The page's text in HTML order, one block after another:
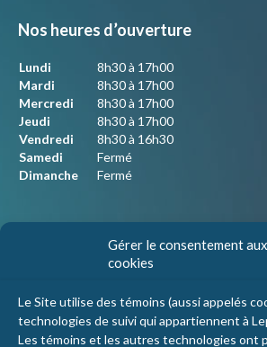
Gérer le consentement aux
cookies
Le Site utilise des témoins (aussi appelés
technologies de suivi qui appartiennent à
Les témoins et les autres technologies ont
Nos heures d’ouverture
Lundi
8h30 à 17h00
Mardi
8h30 à 17h00
Mercredi
8h30 à 17h00
Jeudi
8h30 à 17h00
Vendredi
8h30 à 16h30
Samedi
Fermé
Dimanche
Fermé
Nous joindre
Saint-Mathieu-de-Beloeil, Qc
J3G 0R2